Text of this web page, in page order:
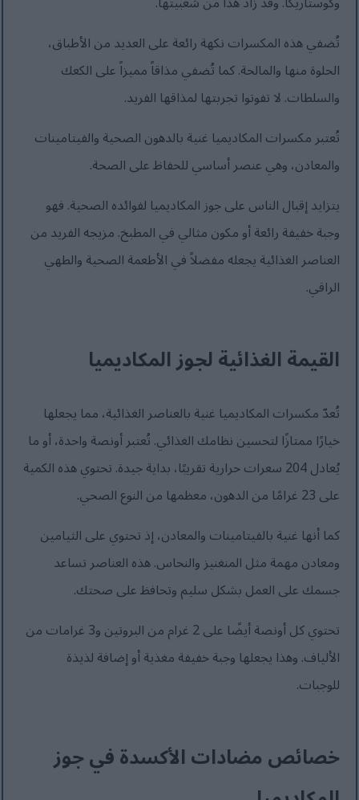
تُضفي هذه المكسرات نكهة رائعة على العديد من الأطباق،
الحلوة منها والمالحة. كما تُضفي مذاقاً مميزاً على الكعك
والسلطات. لا تفوتوا تجربتها لمذاقها الفريد.
تُعتبر مكسرات المكاديميا غنية بالدهون الصحية والفيتامينات
والمعادن، وهي عنصر أساسي للحفاظ على الصحة.
يتزايد إقبال الناس على جوز المكاديميا لفوائده الصحية. فهو
وجبة خفيفة رائعة أو مكون مثالي في المطبخ. مزيجه الفريد من
العناصر الغذائية يجعله مفضلاً في الأطعمة الصحية والطهي
الراقي.
القيمة الغذائية لجوز المكاديميا
تُعدّ مكسرات المكاديميا غنية بالعناصر الغذائية، مما يجعلها
خيارًا ممتازًا لتحسين نظامك الغذائي. تُعتبر أونصة واحدة، أو ما
يُعادل 204 سعرات حرارية تقريبًا، بداية جيدة. تحتوي هذه الكمية
على 23 غرامًا من الدهون، معظمها من النوع الصحي.
كما أنها غنية بالفيتامينات والمعادن، إذ تحتوي على الثيامين
ومعادن مهمة مثل المنغنيز والنحاس. هذه العناصر تساعد
جسمك على العمل بشكل سليم وتحافظ على صحتك.
تحتوي كل أونصة أيضًا على 2 غرام من البروتين و3 غرامات من
الألياف. وهذا يجعلها وجبة خفيفة مغذية أو إضافة لذيذة
للوجبات.
خصائص مضادات الأكسدة في جوز